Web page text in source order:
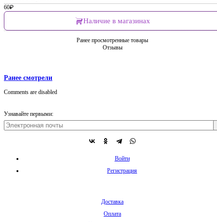
60₽
Наличие в магазинах
Ранее просмотренные товары
Отзывы
Ранее смотрели
Comments are disabled
Узнавайте первыми:
Войти
Регистрация
Доставка
Оплата